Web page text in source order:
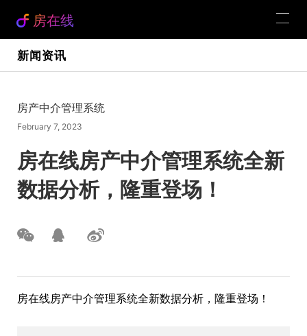
房在线
新闻资讯
房产中介管理系统
February 7, 2023
房在线房产中介管理系统全新
数据分析，隆重登场！
房在线房产中介管理系统全新数据分析，隆重登场！